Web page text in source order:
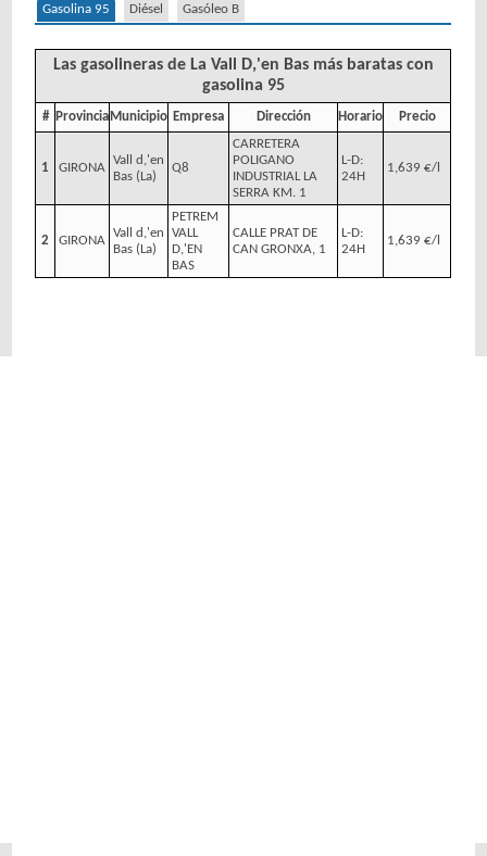
Gasolina 95 Diésel Gasóleo B
Las gasolineras de La Vall D,'en Bas más baratas con
gasolina 95
# Provincia Municipio Empresa Dirección Horario Precio
1 GIRONA
Vall d,'en
Bas (La)
Q8
CARRETERA
POLIGANO
INDUSTRIAL LA
SERRA KM. 1
L-D:
24H
1,639 €/l
2 GIRONA
Vall d,'en
Bas (La)
PETREM
VALL
D,'EN
BAS
CALLE PRAT DE
CAN GRONXA, 1
L-D:
24H
1,639 €/l